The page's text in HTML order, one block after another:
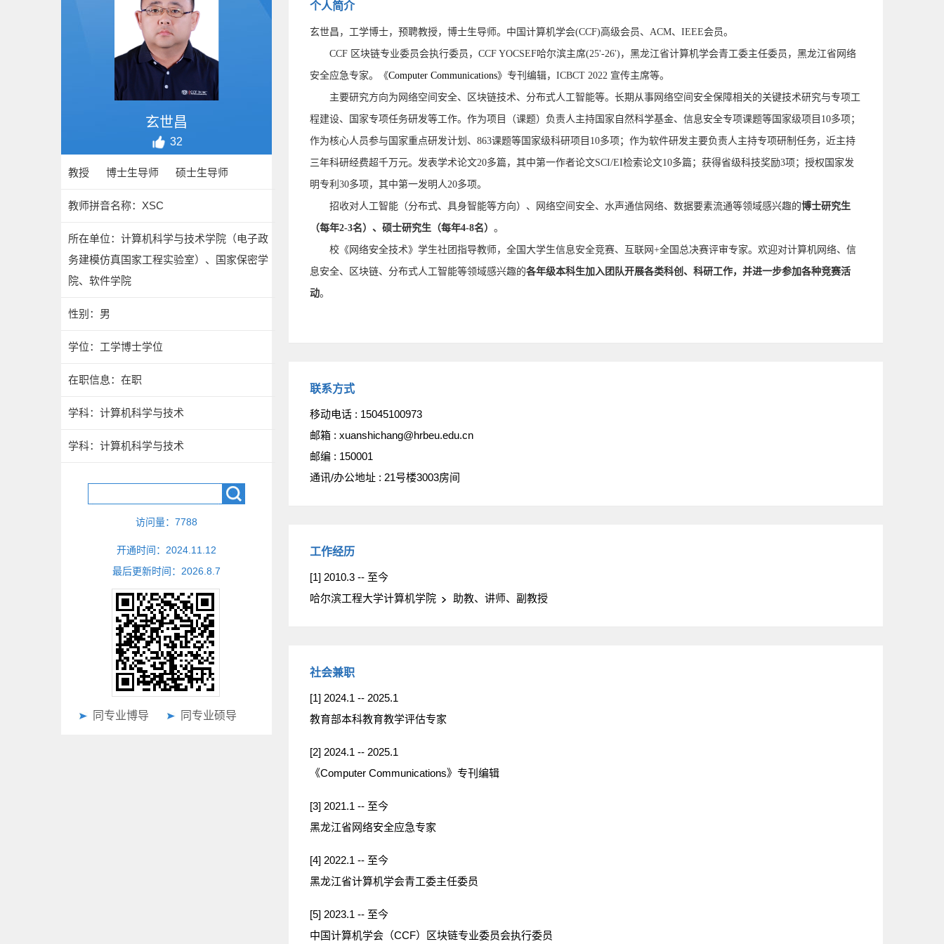
玄世昌
32
教授 博士生导师 硕士生导师
教师拼音名称：XSC
所在单位：计算机科学与技术学院（电子政
务建模仿真国家工程实验室）、国家保密学
院、软件学院
性别：男
学位：工学博士学位
在职信息：在职
学科：计算机科学与技术
学科：计算机科学与技术
访问量： 7788
开通时间： 2024 11 12
最后更新时间： 2026 8 7
同专业博导 同专业硕导
个人简介
玄世昌，工学博士，预聘教授，博士生导师。中国计算机学会(CCF)高级会员、ACM、IEEE会员。
CCF 区块链专业委员会执行委员，CCF YOCSEF哈尔滨主席(25'-26')，黑龙江省计算机学会青工委主任委员，黑龙江省网络
安全应急专家。《Computer Communications》专刊编辑，ICBCT 2022 宣传主席等。
主要研究方向为网络空间安全、区块链技术、分布式人工智能等。长期从事网络空间安全保障相关的关键技术研究与专项工
程建设、国家专项任务研发等工作。作为项目（课题）负责人主持国家自然科学基金、信息安全专项课题等国家级项目10多项；
作为核心人员参与国家重点研发计划、863课题等国家级科研项目10多项；作为软件研发主要负责人主持专项研制任务，近主持
三年科研经费超千万元。发表学术论文20多篇，其中第一作者论文SCI/EI检索论文10多篇；获得省级科技奖励3项；授权国家发
明专利30多项，其中第一发明人20多项。
招收对人工智能（分布式、具身智能等方向）、网络空间安全、水声通信网络、数据要素流通等领域感兴趣的博士研究生
（每年2-3名）、硕士研究生（每年4-8名） 。
校《网络安全技术》学生社团指导教师，全国大学生信息安全竞赛、互联网+全国总决赛评审专家。 欢迎对计算机网络、信
息安全、区块链、分布式人工智能等领域感兴趣的各年级本科生加入团队开展各类科创、科研工作，并进一步参加各种竞赛活
动。
联系方式
移动电话 : 15045100973
邮箱 : xuanshichang@hrbeu.edu.cn
邮编 : 150001
通讯/办公地址 : 21号楼3003房间
工作经历
[1] 2010.3 -- 至今
哈尔滨工程大学计算机学院
助教、讲师、副教授
社会兼职
[1] 2024.1 -- 2025.1
教育部本科教育教学评估专家
[2] 2024.1 -- 2025.1
《Computer Communications》专刊编辑
[3] 2021.1 -- 至今
黑龙江省网络安全应急专家
[4] 2022.1 -- 至今
黑龙江省计算机学会青工委主任委员
[5] 2023.1 -- 至今
中国计算机学会（CCF）区块链专业委员会执行委员